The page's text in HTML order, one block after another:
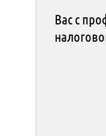
Вас с